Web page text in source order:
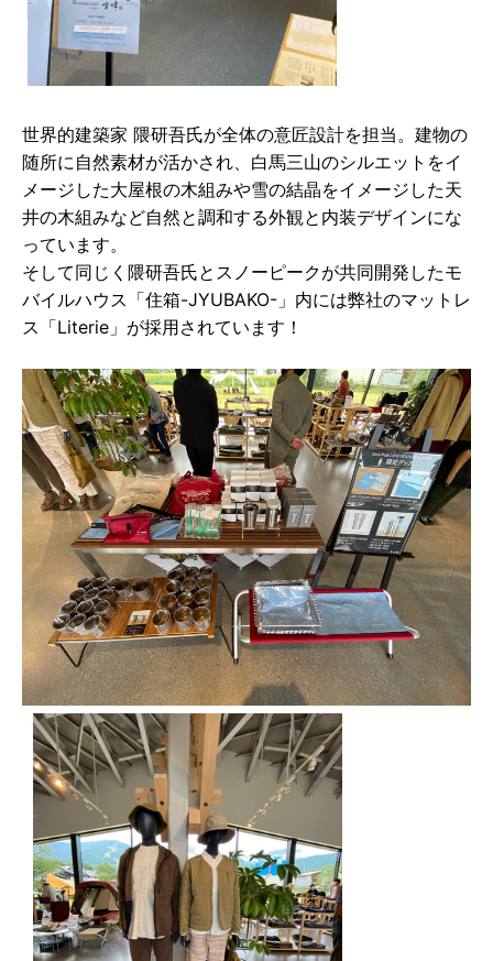
世界的建築家 隈研吾⽒が全体の意匠設計を担当。建物の
随所に⾃然素材が活かされ、⽩⾺三⼭のシルエットをイ
メージした⼤屋根の⽊組みや雪の結晶をイメージした天
井の⽊組みなど⾃然と調和する外観と内装デザインにな
っています。
そして同じく隈研吾⽒とスノーピークが共同開発したモ
バイルハウス「住箱-JYUBAKO-」内には弊社のマットレ
ス「Literie」が採⽤されています！